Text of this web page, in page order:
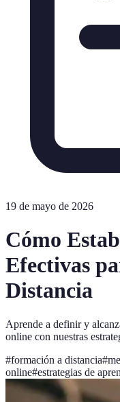
19 de mayo de 2026
Cómo
Efectivas
Distancia
Aprende a definir y
online con nuestras
#formación a distancia#
online#estrategias de